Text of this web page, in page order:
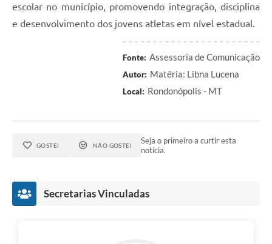
escolar no município, promovendo integração, disciplina
e desenvolvimento dos jovens atletas em nível estadual.
Fonte: Assessoria de Comunicação
Autor: Matéria: Libna Lucena
Local: Rondonópolis - MT
GOSTEI NÃO GOSTEI
Seja o primeiro a curtir esta
notícia.
Secretarias Vinculadas